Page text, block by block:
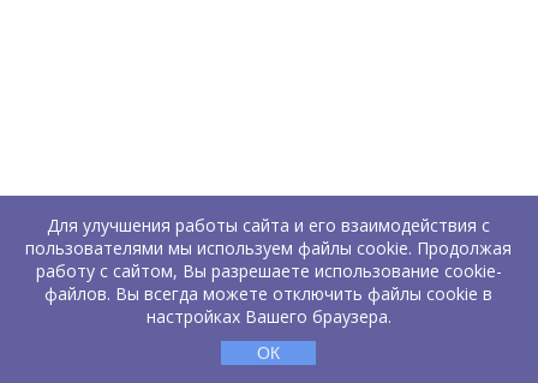
Для улучшения работы сайта и его взаимодействия с
пользователями мы используем файлы cookie. Продолжая
работу с сайтом, Вы разрешаете использование cookie-
файлов. Вы всегда можете отключить файлы cookie в
настройках Вашего браузера.
ОК